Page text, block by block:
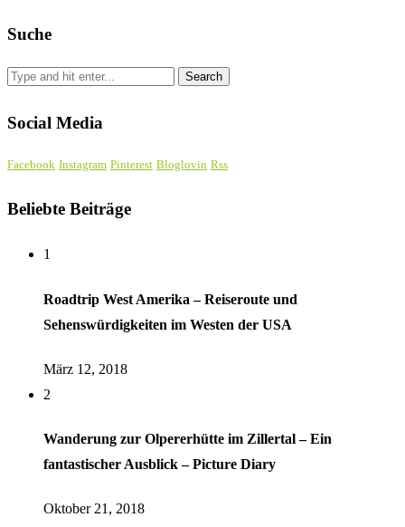
Suche
Social Media
Facebook Instagram Pinterest Bloglovin Rss
Beliebte Beiträge
1
Roadtrip West Amerika – Reiseroute und
Sehenswürdigkeiten im Westen der USA
März 12, 2018
2
Wanderung zur Olpererhütte im Zillertal – Ein
fantastischer Ausblick – Picture Diary
Oktober 21, 2018